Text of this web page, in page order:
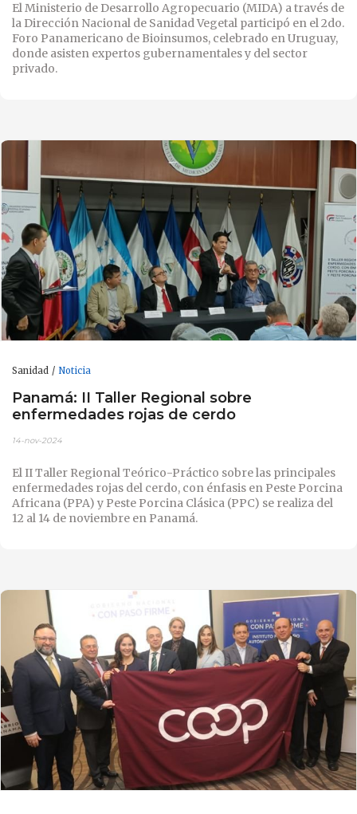
El Ministerio de Desarrollo Agropecuario (MIDA) a través de
la Dirección Nacional de Sanidad Vegetal participó en el 2do.
Foro Panamericano de Bioinsumos, celebrado en Uruguay,
donde asisten expertos gubernamentales y del sector
privado.
Sanidad Noticia
Panamá: II Taller Regional sobre
enfermedades rojas de cerdo
14-nov-2024
El II Taller Regional Teórico-Práctico sobre las principales
enfermedades rojas del cerdo, con énfasis en Peste Porcina
Africana (PPA) y Peste Porcina Clásica (PPC) se realiza del
12 al 14 de noviembre en Panamá.